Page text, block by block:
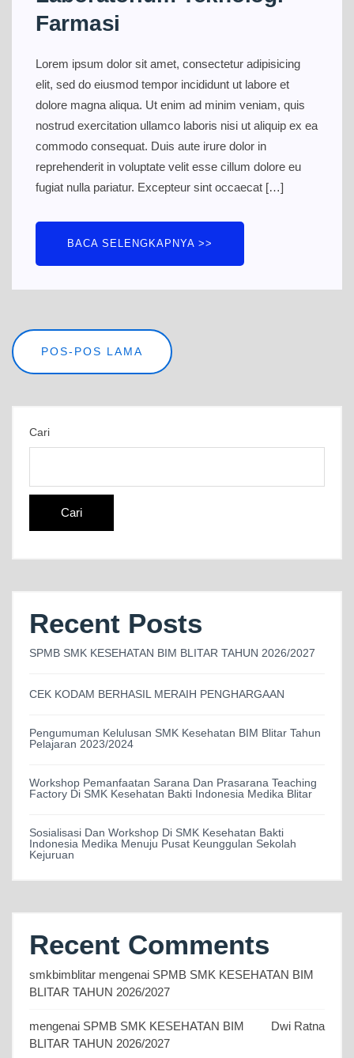
Farmasi
Lorem ipsum dolor sit amet, consectetur adipisicing
elit, sed do eiusmod tempor incididunt ut labore et
dolore magna aliqua. Ut enim ad minim veniam, quis
nostrud exercitation ullamco laboris nisi ut aliquip ex ea
commodo consequat. Duis aute irure dolor in
reprehenderit in voluptate velit esse cillum dolore eu
fugiat nulla pariatur. Excepteur sint occaecat […]
BACA SELENGKAPNYA >>
Navigasi
pos
POS-POS LAMA
Cari
Cari
Recent Posts
SPMB SMK KESEHATAN BIM BLITAR TAHUN 2026/2027
CEK KODAM BERHASIL MERAIH PENGHARGAAN
Pengumuman Kelulusan SMK Kesehatan BIM Blitar Tahun
Pelajaran 2023/2024
Workshop Pemanfaatan Sarana Dan Prasarana Teaching
Factory Di SMK Kesehatan Bakti Indonesia Medika Blitar
Sosialisasi Dan Workshop Di SMK Kesehatan Bakti
Indonesia Medika Menuju Pusat Keunggulan Sekolah
Kejuruan
Recent Comments
smkbimblitar mengenai SPMB SMK KESEHATAN BIM
BLITAR TAHUN 2026/2027
Dwi Ratna
mengenai SPMB SMK KESEHATAN BIM
BLITAR TAHUN 2026/2027